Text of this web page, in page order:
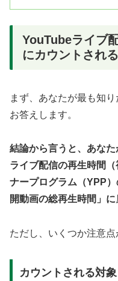
YouTubeライブ
にカウントされ
まず、あなたが最も知
お答えします。
結論から言うと、あな
ライブ配信の再生時間
ナープログラム（YPP
開動画の総再生時間」に
ただし、いくつか注意点
カウントされる対象